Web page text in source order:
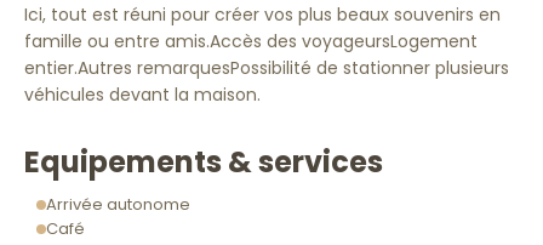
Ici, tout est réuni pour créer vos plus beaux souvenirs en
famille ou entre amis.Accès des voyageursLogement
entier.Autres remarquesPossibilité de stationner plusieurs
véhicules devant la maison.
Equipements & services
Arrivée autonome
Café